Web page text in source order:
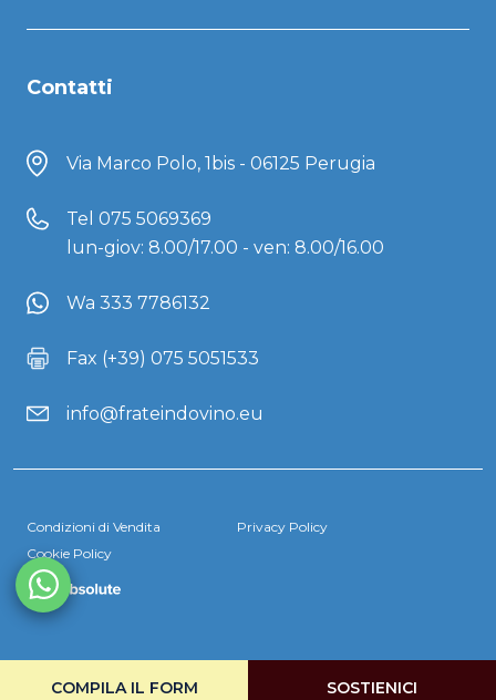
Contatti
Via Marco Polo, 1bis - 06125 Perugia
Tel 075 5069369
lun-giov: 8.00/17.00 - ven: 8.00/16.00
Wa 333 7786132
Fax (+39) 075 5051533
info@frateindovino.eu
Condizioni di Vendita
Privacy Policy
Cookie Policy
COMPILA IL FORM SOSTIENICI